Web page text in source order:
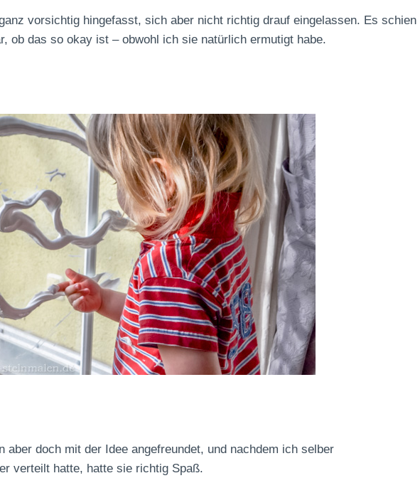
vorsichtig hingefasst, sich aber nicht richtig drauf eingelassen. Es schien
ob das so okay ist – obwohl ich sie natürlich ermutigt habe.
aber doch mit der Idee angefreundet, und nachdem ich selber
verteilt hatte, hatte sie richtig Spaß.